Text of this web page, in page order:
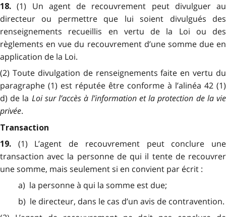
18.(1) Un agent de recouvrement peut divulguer au
directeur ou permettre que lui soient divulgués des
renseignements recueillis en vertu de la Loi ou des
règlements en vue du recouvrement d’une somme due en
application de la Loi.
(2) Toute divulgation de renseignements faite en vertu du
paragraphe (1) est réputée être conforme à l’alinéa 42 (1)
d) de la Loi sur l’accès à l’information et la protection de la vie
privée.
Transaction
19. (1) L’agent de recouvrement peut conclure une
transaction avec la personne de qui il tente de recouvrer
une somme, mais seulement si en convient par écrit :
a) la personne à qui la somme est due;
b) le directeur, dans le cas d’un avis de contravention.